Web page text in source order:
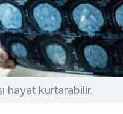
hayat kurtarabilir.